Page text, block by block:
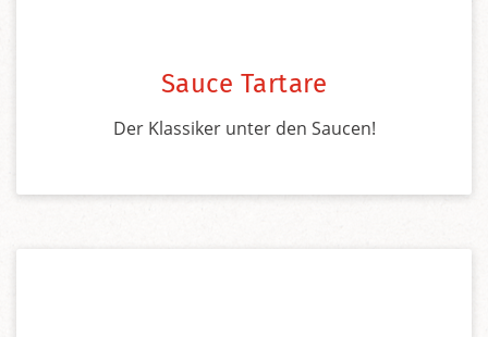
Sauce Tartare
Der Klassiker unter den Saucen!